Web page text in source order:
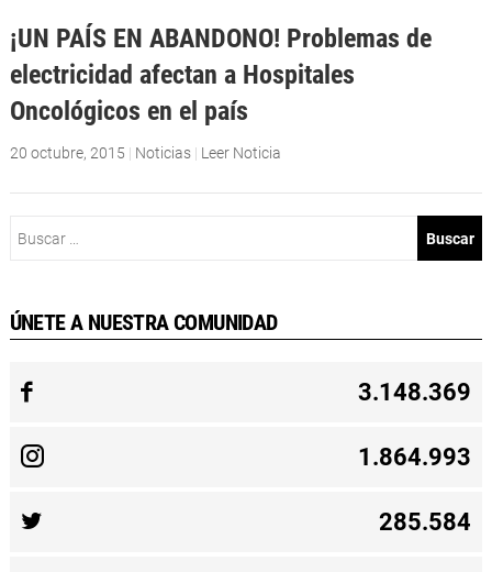
¡UN PAÍS EN ABANDONO! Problemas de
electricidad afectan a Hospitales
Oncológicos en el país
20 octubre, 2015 | Noticias | Leer Noticia
ÚNETE A NUESTRA COMUNIDAD
3.148.369
1.864.993
285.584